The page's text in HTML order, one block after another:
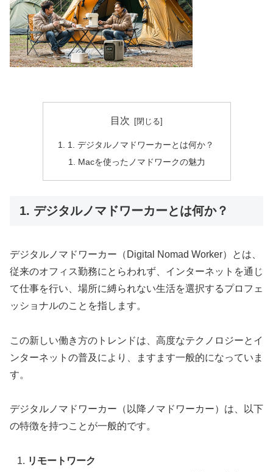
目次
1. デジタルノマドワーカーとは何か？
Macを使ったノマドワークの魅力
1. デジタルノマドワーカーとは何か？
デジタルノマドワーカー（Digital Nomad Worker）とは、
従来のオフィス勤務にとらわれず、インターネットを通じ
て仕事を行い、場所に縛られない生活を選択するプロフェ
ッショナルのことを指します。
この新しい働き方のトレンドは、高度なテクノロジーとイ
ンターネットの普及により、ますます一般的になっていま
す。
デジタルノマドワーカー（以降ノマドワーカー）は、以下
の特徴を持つことが一般的です。
リモートワーク